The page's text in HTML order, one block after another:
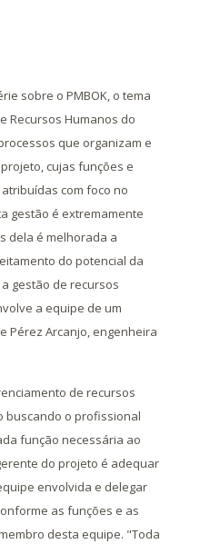
sobre o PMBOK, o tema
Recursos Humanos do
que organizam e
cujas funções e
com foco no
gestão é extremamente
dela é melhorada a
do potencial da
gestão de recursos
a equipe de um
Pérez Arcanjo, engenheira
de recursos
buscando o profissional
função necessária ao
do projeto é adequar
envolvida e delegar
as funções e as
desta equipe. "Toda